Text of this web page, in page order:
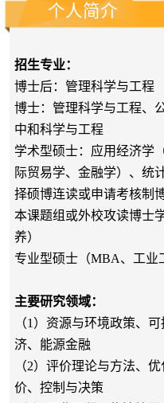
个人简介
招生专业：
博士后：管理科学与工程
博士：管理科学与工程、
中和科学与工程
学术型硕士：应用经济学
际贸易学、金融学）、统
择硕博连读或申请考核制
本课题组或外校攻读博士
养）
专业型硕士（MBA、工业
主要研究领域：
（1）资源与环境政策、
济、能源金融
（2）评价理论与方法、
价、控制与决策